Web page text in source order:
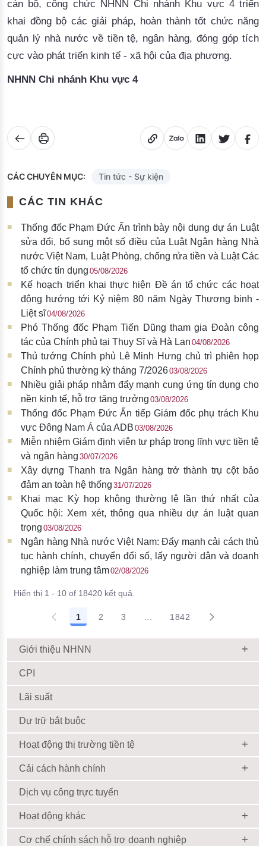
cán bộ, công chức NHNN Chi nhánh Khu vực 4 triển
khai đồng bộ các giải pháp, hoàn thành tốt chức năng
quản lý nhà nước về tiền tệ, ngân hàng, đóng góp tích
cực vào phát triển kinh tế - xã hội của địa phương.
NHNN Chi nhánh Khu vực 4
CÁC CHUYÊN MỤC: Tin tức - Sự kiện
CÁC TIN KHÁC
Thống đốc Phạm Đức Ấn trình bày nội dung dự án Luật
sửa đổi, bổ sung một số điều của Luật Ngân hàng Nhà
nước Việt Nam, Luật Phòng, chống rửa tiền và Luật Các
tổ chức tín dụng 05/08/2026
Kế hoạch triển khai thực hiện Đề án tổ chức các hoạt
động hướng tới Kỷ niệm 80 năm Ngày Thương binh -
Liệt sĩ04/08/2026
Phó Thống đốc Phạm Tiến Dũng tham gia Đoàn công
tác của Chính phủ tại Thụy Sĩ và Hà Lan 04/08/2026
Thủ tướng Chính phủ Lê Minh Hưng chủ trì phiên họp
Chính phủ thường kỳ tháng 7/202603/08/2026
Nhiều giải pháp nhằm đẩy mạnh cung ứng tín dụng cho
nền kinh tế, hỗ trợ tăng trưởng 03/08/2026
Thống đốc Phạm Đức Ấn tiếp Giám đốc phụ trách Khu
vực Đông Nam Á của ADB 03/08/2026
Miễn nhiệm Giám định viên tư pháp trong lĩnh vực tiền tệ
và ngân hàng 30/07/2026
Xây dựng Thanh tra Ngân hàng trở thành trụ cột bảo
đảm an toàn hệ thống 31/07/2026
Khai mạc Kỳ họp không thường lệ lần thứ nhất của
Quốc hội: Xem xét, thông qua nhiều dự án luật quan
trọng 03/08/2026
Ngân hàng Nhà nước Việt Nam: Đẩy mạnh cải cách thủ
tục hành chính, chuyển đổi số, lấy người dân và doanh
nghiệp làm trung tâm02/08/2026
Hiển thị 1 - 10 of 18420 kết quả.
1 2 3 ... 1842
Giới thiệu NHNN
CPI
Lãi suất
Dự trữ bắt buộc
Hoạt động thị trường tiền tệ
Cải cách hành chính
Dịch vụ công trực tuyến
Hoạt động khác
Cơ chế chính sách hỗ trợ doanh nghiệp